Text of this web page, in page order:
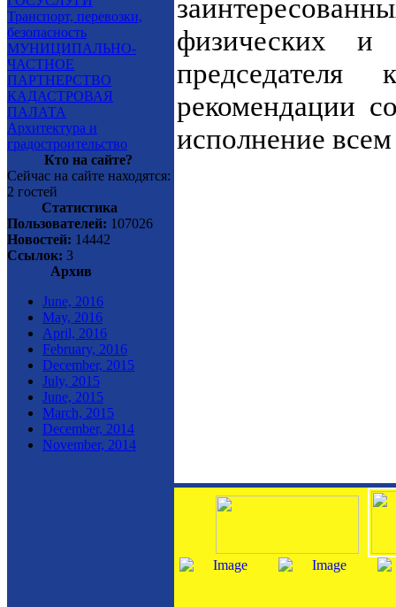
Транспорт, перевозки,
безопасность
МУНИЦИПАЛЬНО-
ЧАСТНОЕ
ПАРТНЕРСТВО
КАДАСТРОВАЯ
ПАЛАТА
Архитектура и
градостроительство
Кто на сайте?
Сейчас на сайте находятся:
2 гостей
Статистика
Пользователей: 107026
Новостей: 14442
Ссылок: 3
Архив
June, 2016
May, 2016
April, 2016
February, 2016
December, 2015
July, 2015
June, 2015
March, 2015
December, 2014
November, 2014
физических
рекомендации
исполнение